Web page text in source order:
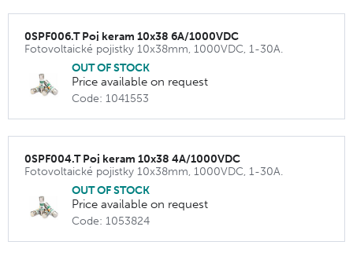
0SPF006.T Poj keram 10x38 6A/1000VDC
Fotovoltaické pojistky 10x38mm, 1000VDC, 1-30A.
OUT OF STOCK
Price available on request
Code: 1041553
0SPF004.T Poj keram 10x38 4A/1000VDC
Fotovoltaické pojistky 10x38mm, 1000VDC, 1-30A.
OUT OF STOCK
Price available on request
Code: 1053824